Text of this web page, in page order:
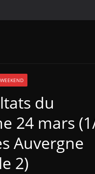
du
24 mars
Auvergne
2)